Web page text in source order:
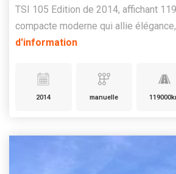
TSI 105 Edition de 2014, affichant
compacte moderne qui allie
d'information
2014 manuelle